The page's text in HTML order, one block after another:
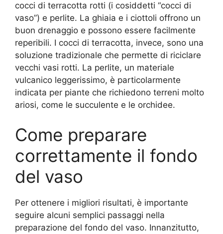
cocci di terracotta rotti (i cosiddetti “cocci di
vaso”) e perlite. La ghiaia e i ciottoli offrono un
buon drenaggio e possono essere facilmente
reperibili. I cocci di terracotta, invece, sono una
soluzione tradizionale che permette di riciclare
vecchi vasi rotti. La perlite, un materiale
vulcanico leggerissimo, è particolarmente
indicata per piante che richiedono terreni molto
ariosi, come le succulente e le orchidee.
Come preparare
correttamente il fondo
del vaso
Per ottenere i migliori risultati, è importante
seguire alcuni semplici passaggi nella
preparazione del fondo del vaso. Innanzitutto,